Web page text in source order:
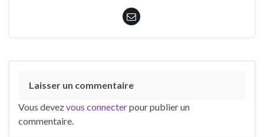
Laisser un commentaire
Vous devezvous connecterpour publier un
commentaire.